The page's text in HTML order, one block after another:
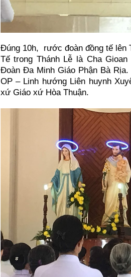
Đúng 10h, rước đoàn đồng tế lên
Tế trong Thánh Lễ là Cha
Đoàn Đa Minh Giáo Phận Bà
OP – Linh hướng Liên huynh
xứ Giáo xứ Hòa Thuận.